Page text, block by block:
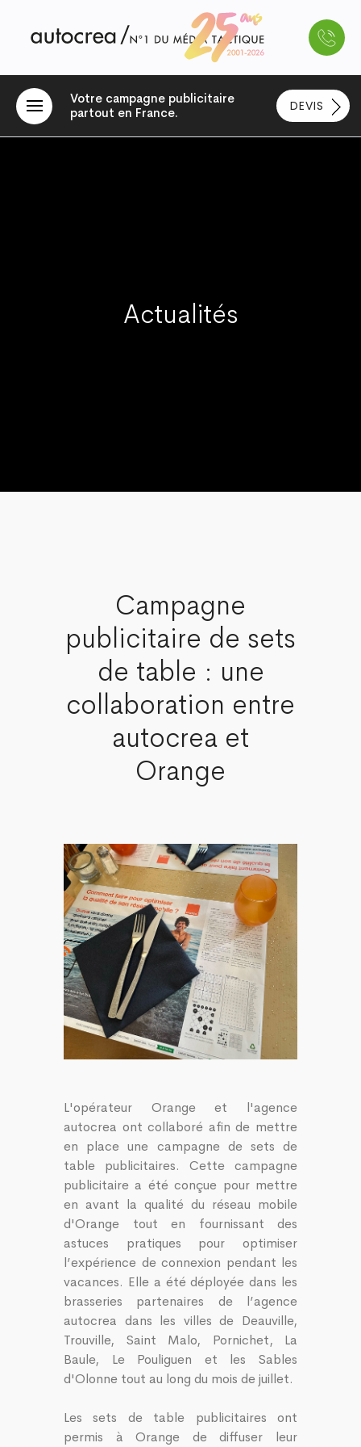
Votre campagne publicitaire
partout en France.
DEVIS
Actualités
Campagne
publicitaire de sets
de table : une
collaboration entre
autocrea et
Orange
L'opérateur Orange et l'agence
autocrea ont collaboré afin de mettre
en place une campagne de sets de
table publicitaires. Cette campagne
publicitaire a été conçue pour mettre
en avant la qualité du réseau mobile
d'Orange tout en fournissant des
astuces pratiques pour optimiser
l’expérience de connexion pendant les
vacances. Elle a été déployée dans les
brasseries partenaires de l’agence
autocrea dans les villes de Deauville,
Trouville, Saint Malo, Pornichet, La
Baule, Le Pouliguen et les Sables
d'Olonne tout au long du mois de juillet.
Les sets de table publicitaires ont
permis à Orange de diffuser leur